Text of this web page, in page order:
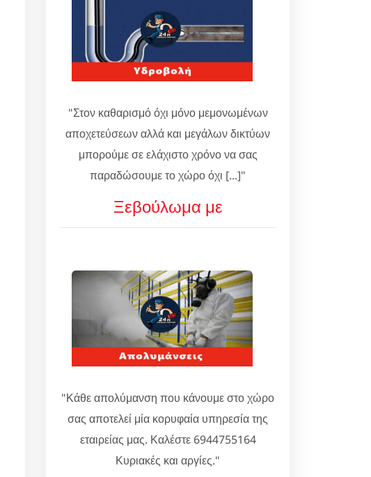
"Στον καθαρισμό όχι μόνο μεμονωμένων
αποχετεύσεων αλλά και μεγάλων δικτύων
μπορούμε σε ελάχιστο χρόνο να σας
παραδώσουμε το χώρο όχι [...]"
Ξεβούλωμα με
"Κάθε απολύμανση που κάνουμε στο χώρο
σας αποτελεί μία κορυφαία υπηρεσία της
εταιρείας μας. Καλέστε 6944755164
Κυριακές και αργίες."